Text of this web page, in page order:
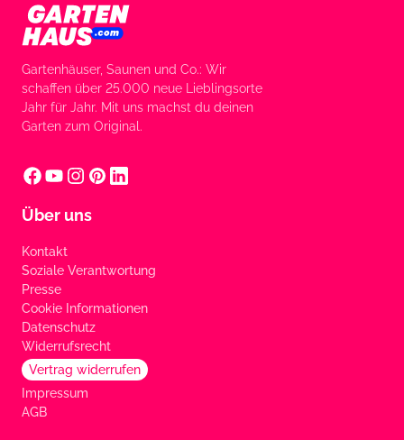
Gartenhäuser, Saunen und Co.: Wir
schaffen über 25.000 neue Lieblingsorte
Jahr für Jahr. Mit uns machst du deinen
Garten zum Original.
Über uns
Kontakt
Soziale Verantwortung
Presse
Cookie Informationen
Datenschutz
Widerrufsrecht
Vertrag widerrufen
Impressum
AGB